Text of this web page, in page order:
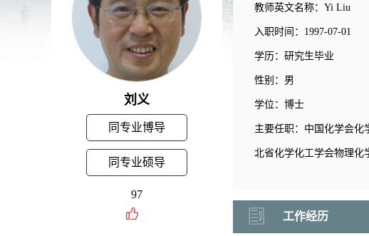
刘义
同专业博导
同专业硕导
97
教师英文名称：Yi Liu
入职时间：1997-07-01
学历：研究生毕业
性别：男
学位：博士
主要任职：中国化学会化
北省化学化工学会物理化
工作经历